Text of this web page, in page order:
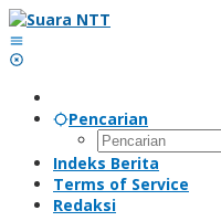
Lewati
ke
konten
Pencarian
Indeks Berita
Terms of Service
Redaksi